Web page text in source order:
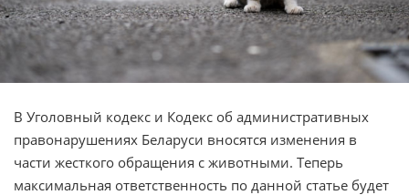
В Уголовный кодекс и Кодекс об административных
правонарушениях Беларуси вносятся изменения в
части жесткого обращения с животными. Теперь
максимальная ответственность по данной статье будет